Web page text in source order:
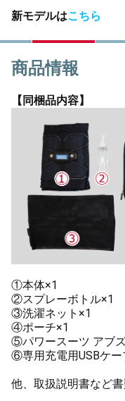
新モデルはこちら
商品情報
【同梱品内容】
①本体×1
②スプレーボトル×1
③洗濯ネット×1
④ポーチ×1
⑤パワースーツ アブ
⑥専用充電用USBケー
他、取扱説明書など